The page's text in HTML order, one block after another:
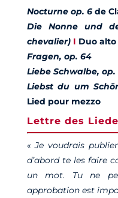
Nocturne op. 6 de
Die Nonne und
chevalier)I Duo
Fragen, op. 64
Liebe Schwalbe, op.
Liebst du um
Lied pour mezzo
Lettre des
« Je voudrais
d’abord te les faire
un mot. Tu ne
approbation est